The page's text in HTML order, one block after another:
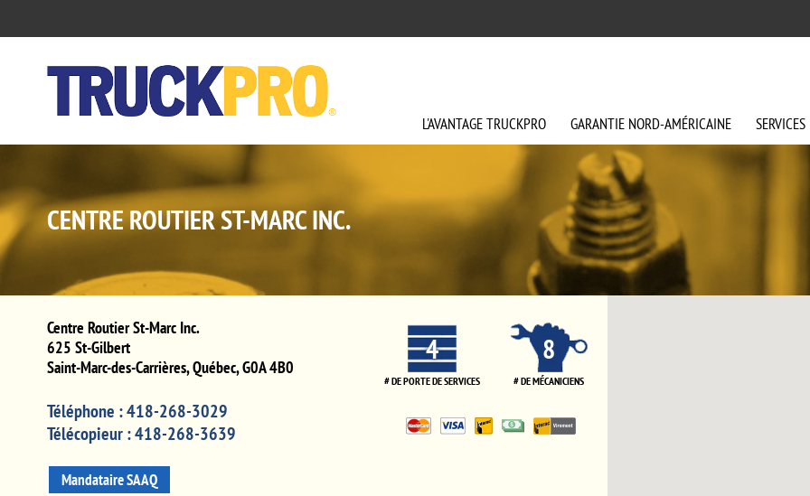
L'AVANTAGETRUCKPRO GARANTIE NORD-AMÉRICAINE SERVICES
CENTRE ROUTIER ST-MARC INC.
Centre Routier St-Marc Inc.
625 St-Gilbert
Saint-Marc-des-Carrières,Québec,G0A 4B0
Téléphone :418-268-3029
Télécopieur :418-268-3639
4
# DE PORTE DE SERVICES
8
# DE MÉCANICIENS
Mandataire SAAQ